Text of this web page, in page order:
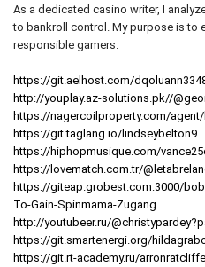
As a dedicated casino writer, I
to bankroll control. My purpose is to
responsible gamers.
https://git.aelhost.com/
http://youplay.az-solutions.pk//
https://nagercoilproperty.com/
https://git.taglang.io/lindseybelton9
https://hiphopmusique.com/
https://lovematch.com.tr/
https://giteap.grobest.com:3000/
To-Gain-Spinmama-Zugang
http://youtubeer.ru/
https://git.smartenergi.org/
https://git.rt-academy.ru/